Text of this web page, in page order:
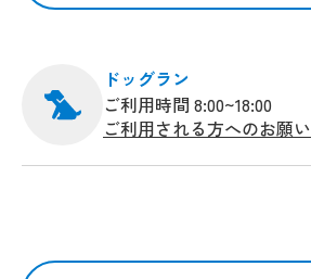
ドッグラン
ご利用時間 8:00~18:00
ご利用される方へのお願い